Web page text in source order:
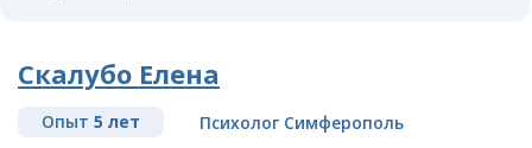
Скалубо Елена
Опыт 5 лет Психолог Симферополь